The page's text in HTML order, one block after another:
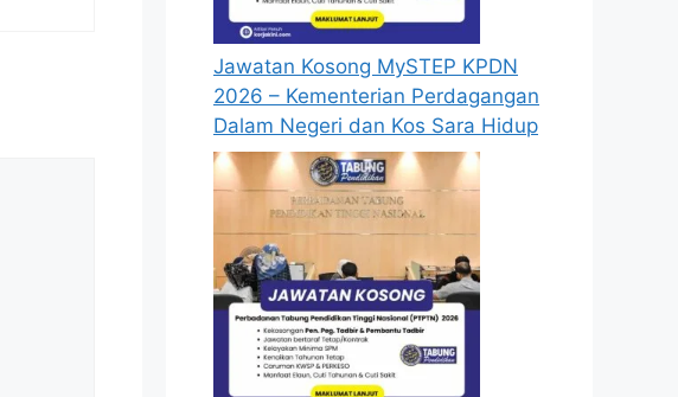
Jawatan Kosong MySTEP KPDN
2026 – Kementerian Perdagangan
Dalam Negeri dan Kos Sara Hidup